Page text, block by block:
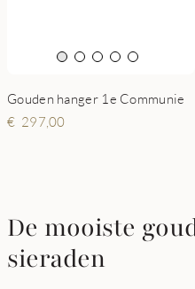
Gouden hanger 1e Communie
297,00
De mooiste
sieraden